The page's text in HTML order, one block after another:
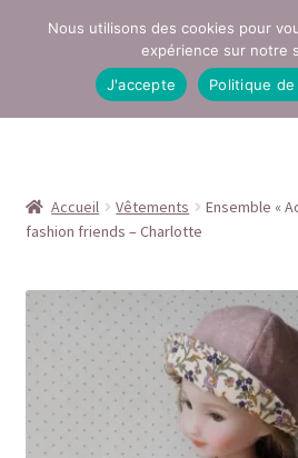
Aller
navigation
Aller
Conditions générales de vente
Contact
Mentions légales
Mon compte
Accueil Vêtements
Ensemble «
fashion friends – Charlotte
Nous utilisons des cookies pour
expérience sur notre
J'accepte
Politique